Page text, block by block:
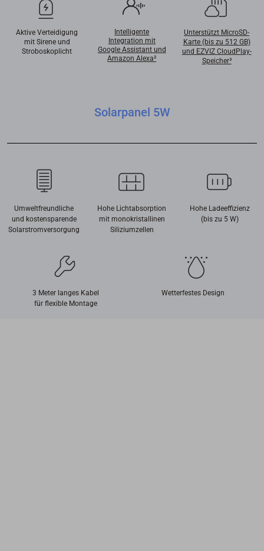
Aktive Verteidigung
mit Sirene und
Stroboskoplicht
Intelligente
Integration mit
Google Assistant und
Amazon Alexa²
Unterstützt MicroSD-
Karte (bis zu 512 GB)
und EZVIZ CloudPlay-
Speicher³
Solarpanel 5W
Umweltfreundliche
und kostensparende
Solarstromversorgung
Hohe Lichtabsorption
mit monokristallinen
Siliziumzellen
Hohe Ladeeffizienz
(bis zu 5 W)
3 Meter langes Kabel
für flexible Montage
Wetterfestes Design